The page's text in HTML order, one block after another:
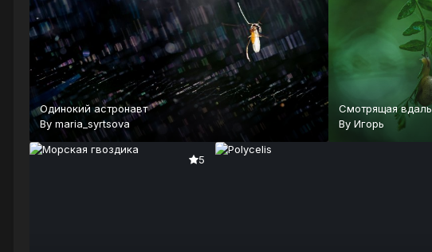
Одинокий астронавт
By maria_syrtsova
Смотрящая вдаль
By Игорь
5